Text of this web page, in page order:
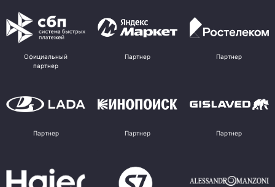
Официальный
партнер
Партнер Партнер
Партнер Партнер Партнер